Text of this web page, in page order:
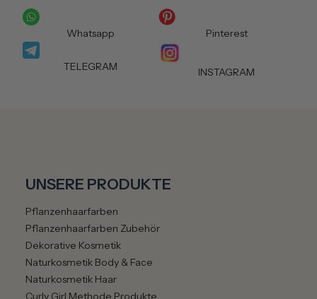
Whatsapp Pinterest
TELEGRAM INSTAGRAM
UNSERE PRODUKTE
Pflanzenhaarfarben
Pflanzenhaarfarben Zubehör
Dekorative Kosmetik
Naturkosmetik Body & Face
Naturkosmetik Haar
Curly Girl Methode Produkte